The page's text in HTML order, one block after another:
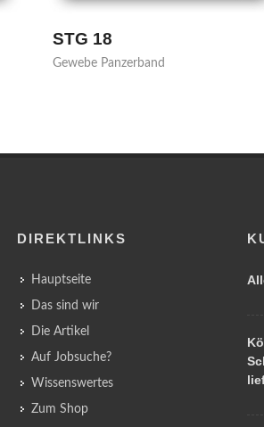
ALU 50
Aluminiumband "bedampft"
DIREKTLINKS
Hauptseite
Das sind wir
Die Artikel
Auf Jobsuche?
Wissenswertes
Zum Shop